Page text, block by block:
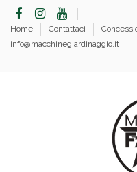
Home Contattaci
info@macchinegiardinaggio.it